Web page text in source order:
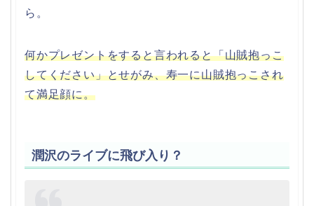
ら。
何かプレゼントをすると言われると「山賊抱っこ
してください」とせがみ、寿一に山賊抱っこされ
て満足顔に。
潤沢のライブに飛び入り？